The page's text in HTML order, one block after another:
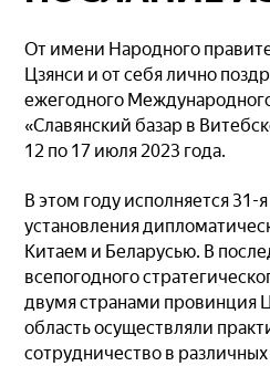
От имени Народного
Цзянси и от себя лично
ежегодного
«Славянский базар в
12 по 17 июля 2023 года.
В этом году исполняется 31-
установления
Китаем и Беларусью. В
всепогодного
двумя странами провинция
область осуществляли
сотрудничество в различных